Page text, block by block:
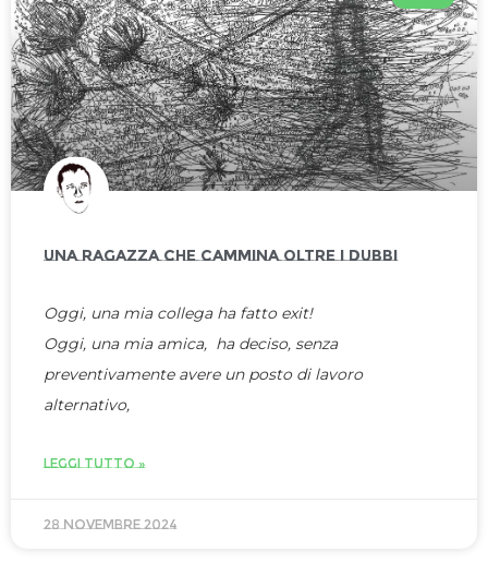
UNA RAGAZZA CHE CAMMINA OLTRE I DUBBI
Oggi, una mia collega ha fatto exit!
Oggi, una mia amica, ha deciso, senza
preventivamente avere un posto di lavoro
alternativo,
LEGGI TUTTO »
28 Novembre 2024